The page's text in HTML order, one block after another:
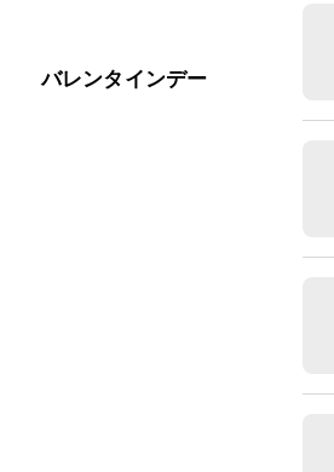
バレンタインデー